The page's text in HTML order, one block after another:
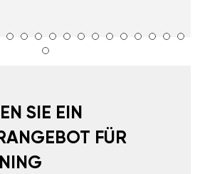
SIE EIN
FÜR